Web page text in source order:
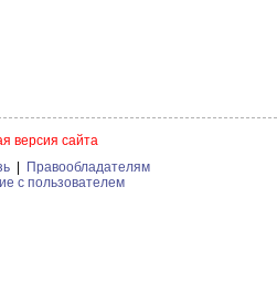
версия сайта
| Правообладателям
с пользователем